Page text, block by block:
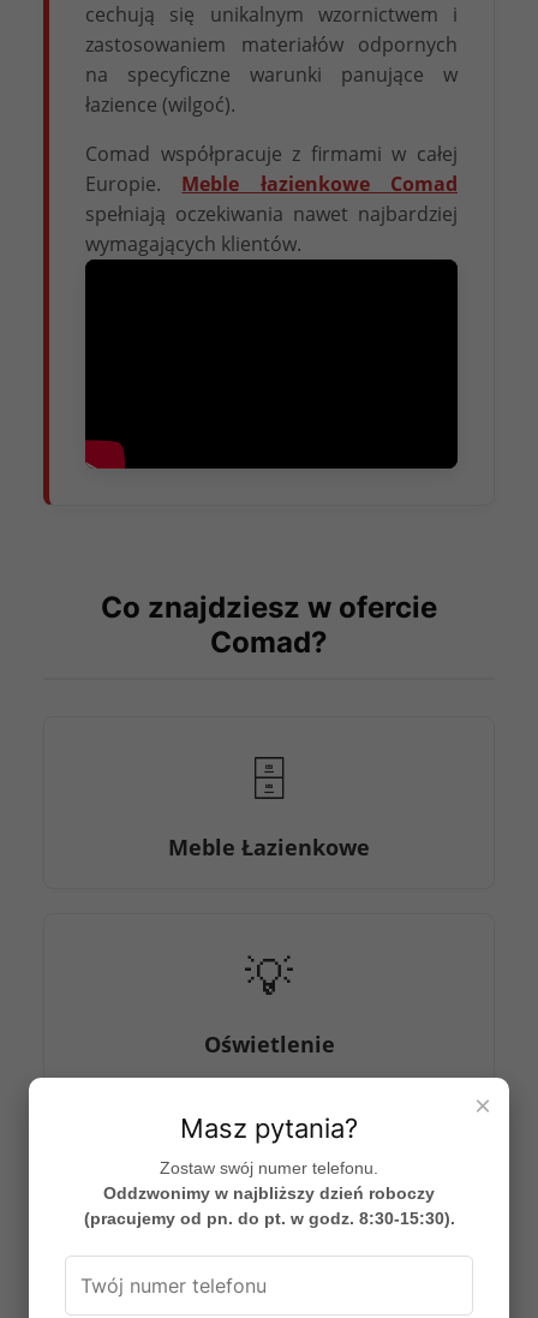
cechują się unikalnym wzornictwem i
zastosowaniem materiałów odpornych
na specyficzne warunki panujące w
łazience (wilgoć).
Comad współpracuje z firmami w całej
Europie. Meble łazienkowe Comad
spełniają oczekiwania nawet najbardziej
wymagających klientów.
Co znajdziesz w ofercie
Comad?
🗄️
Meble Łazienkowe
💡
Oświetlenie
🪞
×
Masz pytania?
Zostaw swój numer telefonu.
Oddzwonimy w najbliższy dzień roboczy
(pracujemy od pn. do pt. w godz. 8:30-15:30).